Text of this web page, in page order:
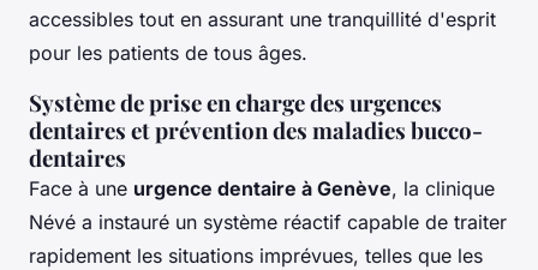
accessibles tout en assurant une tranquillité d'esprit
pour les patients de tous âges.
Système de prise en charge des urgences
dentaires et prévention des maladies bucco-
dentaires
Face à une urgence dentaire à Genève, la clinique
Névé a instauré un système réactif capable de traiter
rapidement les situations imprévues, telles que les